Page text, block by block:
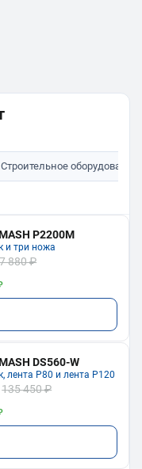
Строительное оборудование
P2200M
и три ножа
880 ₽
DS560-W
лента P80 и лента P120
135 450 ₽